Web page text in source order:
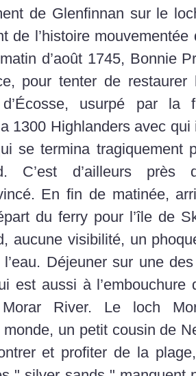
de Glenfinnan sur le
de l’histoire mouvementée
matin d’août 1745, Bonnie
pour tenter de
d’Écosse, usurpé par la
1300 Highlanders avec
se termina tragiquement
C’est d’ailleurs près
En fin de matinée,
du ferry pour l’île de
aucune visibilité, un
Déjeuner sur une
est aussi à
River. Le loch
un petit cousin de
et profiter de la